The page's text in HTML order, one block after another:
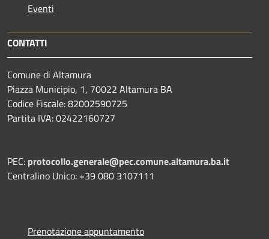
Eventi
CONTATTI
Comune di Altamura
Piazza Municipio, 1, 70022 Altamura BA
Codice Fiscale: 82002590725
Partita IVA: 02422160727
PEC: protocollo.generale@pec.comune.altamura.ba.it
Centralino Unico: +39 080 3107111
Prenotazione appuntamento